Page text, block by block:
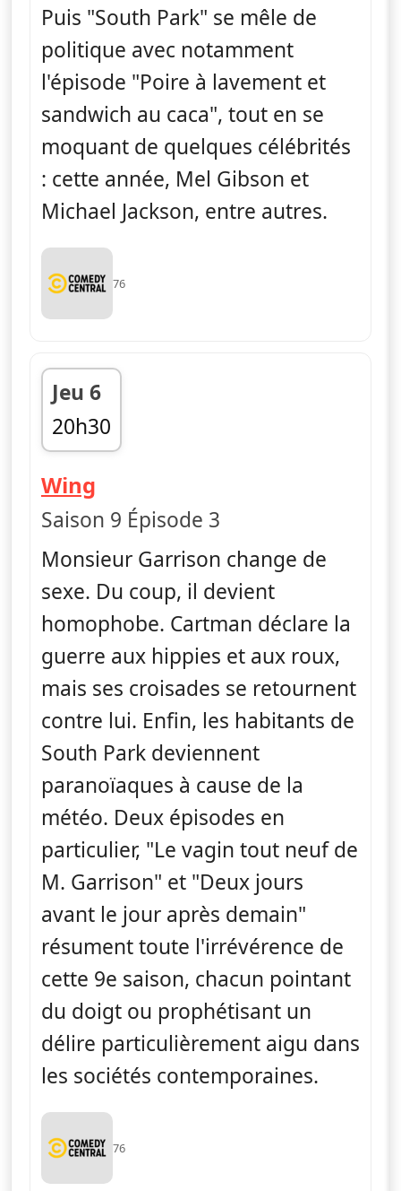
Puis "South Park" se mêle de
politique avec notamment
l'épisode "Poire à lavement et
sandwich au caca", tout en se
moquant de quelques célébrités
: cette année, Mel Gibson et
Michael Jackson, entre autres.
76
Jeu 6
20h30
fin 20h55
Wing
Saison 9 Épisode 3
Monsieur Garrison change de
sexe. Du coup, il devient
homophobe. Cartman déclare la
guerre aux hippies et aux roux,
mais ses croisades se retournent
contre lui. Enfin, les habitants de
South Park deviennent
paranoïaques à cause de la
météo. Deux épisodes en
particulier, "Le vagin tout neuf de
M. Garrison" et "Deux jours
avant le jour après demain"
résument toute l'irrévérence de
cette 9e saison, chacun pointant
du doigt ou prophétisant un
délire particulièrement aigu dans
les sociétés contemporaines.
76